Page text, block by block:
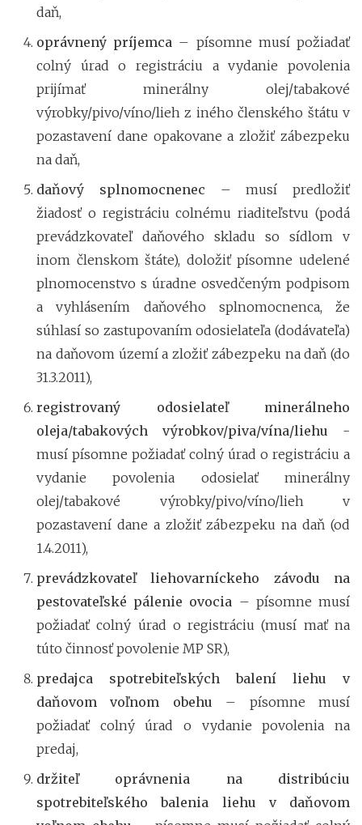
daň,
oprávnený príjemca – písomne musí požiadať
colný úrad o registráciu a vydanie povolenia
prijímať minerálny olej/tabakové
výrobky/pivo/víno/lieh z iného členského štátu v
pozastavení dane opakovane a zložiť zábezpeku
na daň,
daňový splnomocnenec – musí predložiť
žiadosť o registráciu colnému riaditeľstvu (podá
prevádzkovateľ daňového skladu so sídlom v
inom členskom štáte), doložiť písomne udelené
plnomocenstvo s úradne osvedčeným podpisom
a vyhlásením daňového splnomocnenca, že
súhlasí so zastupovaním odosielateľa (dodávateľa)
na daňovom území a zložiť zábezpeku na daň (do
31.3.2011),
registrovaný odosielateľ minerálneho
oleja/tabakových výrobkov/piva/vína/liehu -
musí písomne požiadať colný úrad o registráciu a
vydanie povolenia odosielať minerálny
olej/tabakové výrobky/pivo/víno/lieh v
pozastavení dane a zložiť zábezpeku na daň (od
1.4.2011),
prevádzkovateľ liehovarníckeho závodu na
pestovateľské pálenie ovocia – písomne musí
požiadať colný úrad o registráciu (musí mať na
túto činnosť povolenie MP SR),
predajca spotrebiteľských balení liehu v
daňovom voľnom obehu – písomne musí
požiadať colný úrad o vydanie povolenia na
predaj,
držiteľ oprávnenia na distribúciu
spotrebiteľského balenia liehu v daňovom